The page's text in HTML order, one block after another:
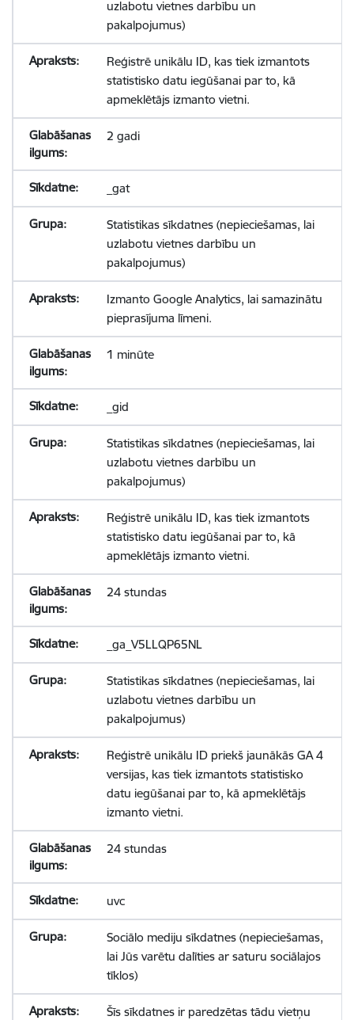
uzlabotu vietnes darbību un
pakalpojumus)
Reģistrē unikālu ID, kas tiek izmantots
statistisko datu iegūšanai par to, kā
apmeklētājs izmanto vietni.
2 gadi
_gat
Statistikas sīkdatnes (nepieciešamas, lai
uzlabotu vietnes darbību un
pakalpojumus)
Izmanto Google Analytics, lai samazinātu
pieprasījuma līmeni.
1 minūte
_gid
Statistikas sīkdatnes (nepieciešamas, lai
uzlabotu vietnes darbību un
pakalpojumus)
Reģistrē unikālu ID, kas tiek izmantots
statistisko datu iegūšanai par to, kā
apmeklētājs izmanto vietni.
24 stundas
_ga_V5LLQP65NL
Statistikas sīkdatnes (nepieciešamas, lai
uzlabotu vietnes darbību un
pakalpojumus)
Reģistrē unikālu ID priekš jaunākās GA 4
versijas, kas tiek izmantots statistisko
datu iegūšanai par to, kā apmeklētājs
izmanto vietni.
24 stundas
uvc
Sociālo mediju sīkdatnes (nepieciešamas,
lai Jūs varētu dalīties ar saturu sociālajos
tīklos)
Šīs sīkdatnes ir paredzētas tādu vietņu